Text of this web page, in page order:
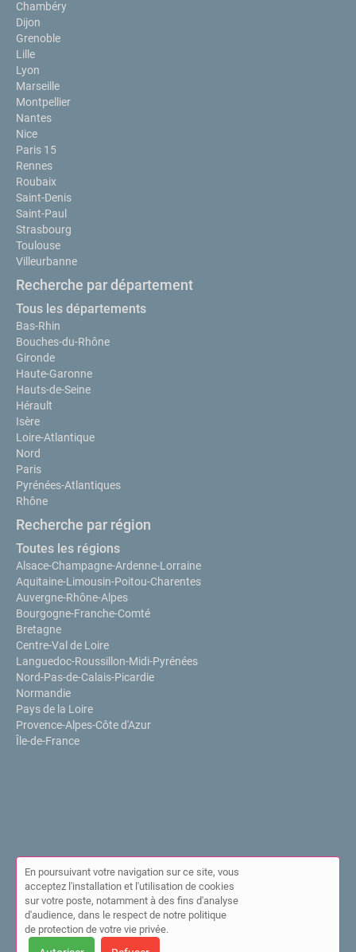
Chambéry
Dijon
Grenoble
Lille
Lyon
Marseille
Montpellier
Nantes
Nice
Paris 15
Rennes
Roubaix
Saint-Denis
Saint-Paul
Strasbourg
Toulouse
Villeurbanne
Recherche par département
Tous les départements
Bas-Rhin
Bouches-du-Rhône
Gironde
Haute-Garonne
Hauts-de-Seine
Hérault
Isère
Loire-Atlantique
Nord
Paris
Pyrénées-Atlantiques
Rhône
Recherche par région
Toutes les régions
Alsace-Champagne-Ardenne-Lorraine
Aquitaine-Limousin-Poitou-Charentes
Auvergne-Rhône-Alpes
Bourgogne-Franche-Comté
Bretagne
Centre-Val de Loire
Languedoc-Roussillon-Midi-Pyrénées
Nord-Pas-de-Calais-Picardie
Normandie
Pays de la Loire
Provence-Alpes-Côte d'Azur
Île-de-France
© Annuaire de l'IPPP 2026 |Plan du site|Mon compte
Mentions légales|Cookies
Cet annuaire a été créé avec ❤ par
En poursuivant votre navigation sur ce site, vous
acceptez l'installation et l'utilisation de cookies
sur votre poste, notamment à des fins d'analyse
d'audience, dans le respect de notre politique
de protection de votre vie privée.